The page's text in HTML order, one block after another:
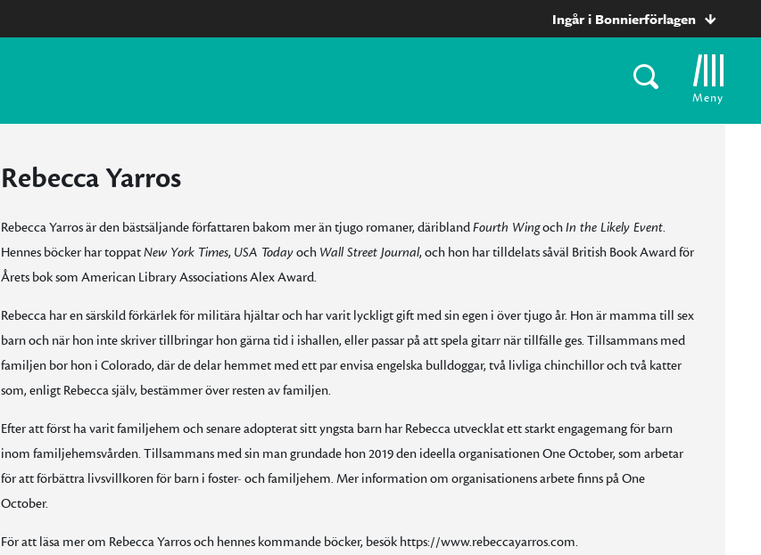
Ingår i Bonnierförlagen
Meny
Rebecca Yarros
Rebecca Yarros är den bästsäljande författaren bakom mer än tjugo romaner, däriblandFourth WingochIn the Likely Event.
Hennes böcker har toppatNew York Times, USA Todayoch Wall Street Journal, och hon har tilldelats såväl British Book Award för
Årets bok som American Library Associations Alex Award.
Rebecca har en särskild förkärlek för militära hjältar och har varit lyckligt gift med sin egen i över tjugo år. Hon är mamma till sex
barn och när hon inte skriver tillbringar hon gärna tid i ishallen, eller passar på att spela gitarr när tillfälle ges. Tillsammans med
familjen bor hon i Colorado, där de delar hemmet med ett par envisa engelska bulldoggar, två livliga chinchillor och två katter
som, enligt Rebecca själv, bestämmer över resten av familjen.
Efter att först ha varit familjehem och senare adopterat sitt yngsta barn har Rebecca utvecklat ett starkt engagemang för barn
inom familjehemsvården. Tillsammans med sin man grundade hon 2019 den ideella organisationen One October, som arbetar
för att förbättra livsvillkoren för barn i foster- och familjehem. Mer information om organisationens arbete finns på One
October.
För att läsa mer om Rebecca Yarros och hennes kommande böcker, besök https://www.rebeccayarros.com.